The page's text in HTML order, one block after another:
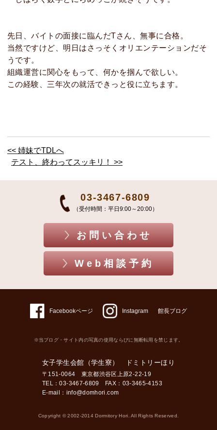
先日、バイトの面接に臨んだTさん、無事に合格。
当然ですけど、明日はさっそくオリエンテーションだそ
うです。
組織運営に関心をもって、何かを掴んで欲しい。
この経験、三年次の就活できっと役に立ちます。
<< 姉妹でTDLへ
テスト、終わってスッキリ！ >>
03-3467-6809
（受付時間：平日9:00～20:00）
お問い合わせ
Web相談予約
Facebookページ Instagram 館長ブログ
※当ブログ・サイト内の写真の使用ならびに無断転用を禁じます。
女子学生会館（学生寮） ドミトリーほり
〒151-0064 東京都渋谷区上原2-22-19
TEL：03-3467-6809 FAX：03-3465-4153
E-mail： info@domhori.com
Copyright © 2002-2014 Dormitory Hori. All Rights Reserved.